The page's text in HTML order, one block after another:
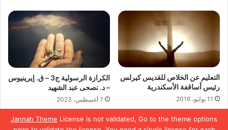
Jannah Theme License is not validated, Go to the theme options
التعليم عن الخلاص للقديس كيرلس
رئيس أساقفة الأسكندرية
11 يوليو، 2016
الكرازة الرسولية ج3 – ق. إيرينيوس
– د. نصحى عبد الشهيد
7 أغسطس، 2023